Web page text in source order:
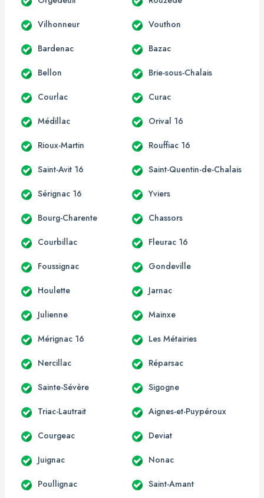
Vilhonneur Vouthon
Bardenac Bazac
Bellon Brie-sous-Chalais
Courlac Curac
Médillac Orival 16
Rioux-Martin Rouffiac 16
Saint-Avit 16 Saint-Quentin-de-Chalais
Sérignac 16 Yviers
Bourg-Charente Chassors
Courbillac Fleurac 16
Foussignac Gondeville
Houlette Jarnac
Julienne Mainxe
Mérignac 16 Les Métairies
Nercillac Réparsac
Sainte-Sévère Sigogne
Triac-Lautrait Aignes-et-Puypéroux
Courgeac Deviat
Juignac Nonac
Poullignac Saint-Amant